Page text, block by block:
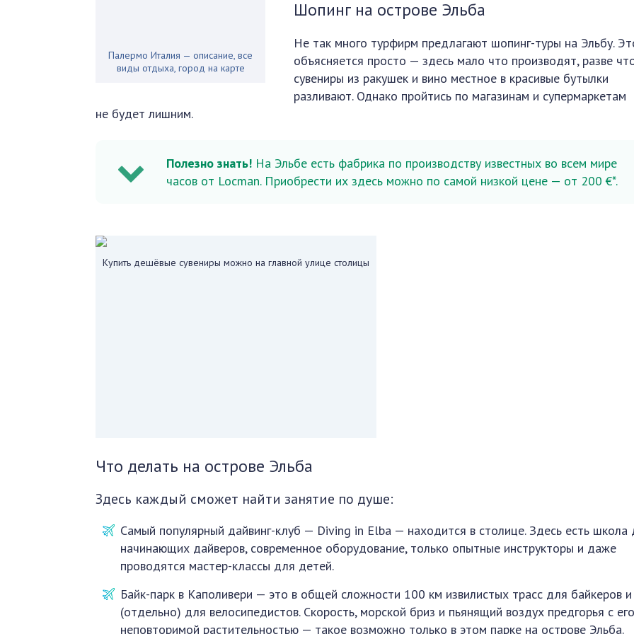
Палермо Италия — описание, все
виды отдыха, город на карте
Шопинг на острове Эльба
Не так много турфирм предлагают шопинг-туры на Эльбу.
объясняется просто — здесь мало что производят, разве
сувениры из ракушек и вино местное в красивые бутылки
разливают. Однако пройтись по магазинам и супермаркетам
не будет лишним.
Полезно знать! На Эльбе есть фабрика по производству известных во всем мире
часов от Locman. Приобрести их здесь можно по самой низкой цене — от 200 €*.
Купить дешёвые сувениры можно на главной улице столицы
Что делать на острове Эльба
Здесь каждый сможет найти занятие по душе:
Самый популярный дайвинг-клуб — Diving in Elba — находится в столице. Здесь есть школа
начинающих дайверов, современное оборудование, только опытные инструкторы и даже
проводятся мастер-классы для детей.
Байк-парк в Каполивери — это в общей сложности 100 км извилистых трасс для байкеров и
(отдельно) для велосипедистов. Скорость, морской бриз и пьянящий воздух предгорья с
неповторимой растительностью — такое возможно только в этом парке на острове Эльба.